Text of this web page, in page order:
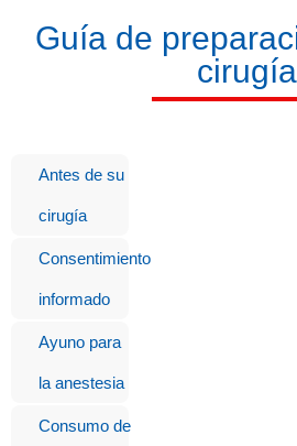
Guía de
cirugía
Antes de su
cirugía
Consentimiento
informado
Ayuno para
la anestesia
Consumo de